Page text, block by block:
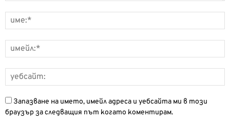
Запазване на името, имейл адреса и уебсайта ми в този
браузър за следващия път когато коментирам.